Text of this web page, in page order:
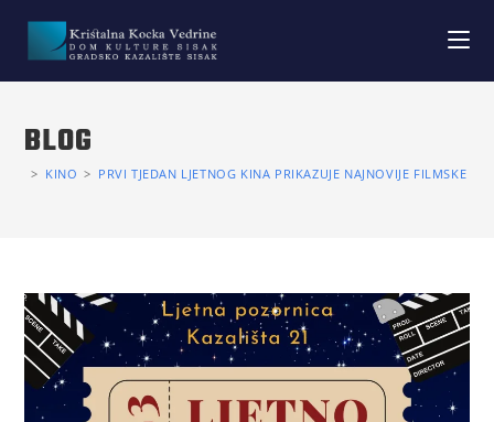
BLOG
> KINO > PRVI TJEDAN LJETNOG KINA PRIKAZUJE NAJNOVIJE FILMSKE